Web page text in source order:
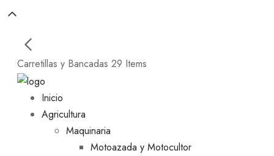
Carretillas y Bancadas 29 Items
Inicio
Agricultura
Maquinaria
Motoazada y Motocultor